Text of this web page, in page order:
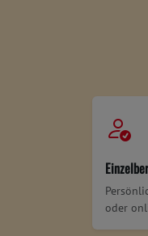
oder